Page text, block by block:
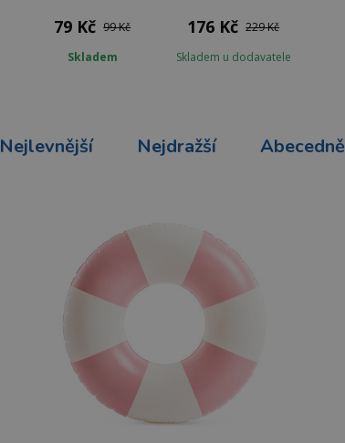
79 Kč 99 Kč
Skladem
176 Kč 229 Kč
Skladem u dodavatele
Nejlevnější Nejdražší Abecedně